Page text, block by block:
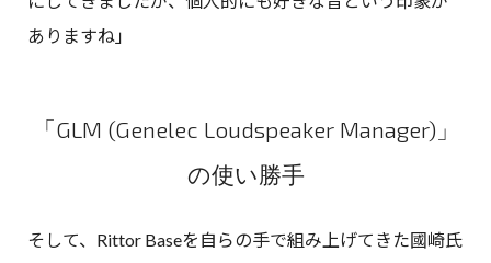
ありますね」
「GLM (Genelec Loudspeaker Manager)」
の使い勝手
そして、Rittor Baseを自らの手で組み上げてきた國崎氏